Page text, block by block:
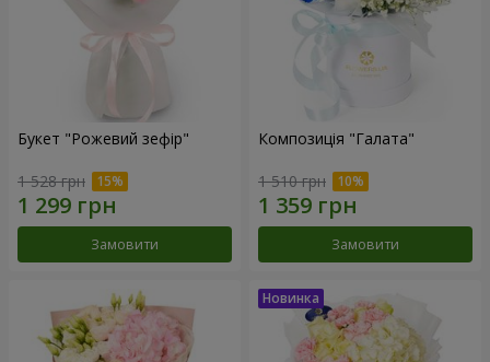
Букет "Рожевий зефір"
1 528 грн
Замовити
Композиція "Галата"
1 510 грн
Замовити